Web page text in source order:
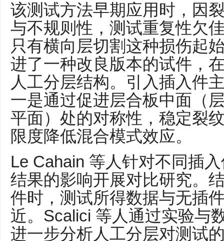
该测试方法早期应用时，因
与不规则性，测试重复性欠
只有横向层切割这种损伤起
进了一种改良版本的试件，
人工分层结构。引入插入件
一是通过促进层合板中面（
平面）处的对称性，稳定裂
限度降低混合模式效应。
Le Cahain 等人针对不同插
结果的影响开展对比研究。
件时，测试所得数据与无插
近。Scalici 等人通过实验与
进一步分析人工分层对测试